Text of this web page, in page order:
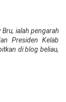
ialah pengarah
Presiden Kelab
di blog beliau,